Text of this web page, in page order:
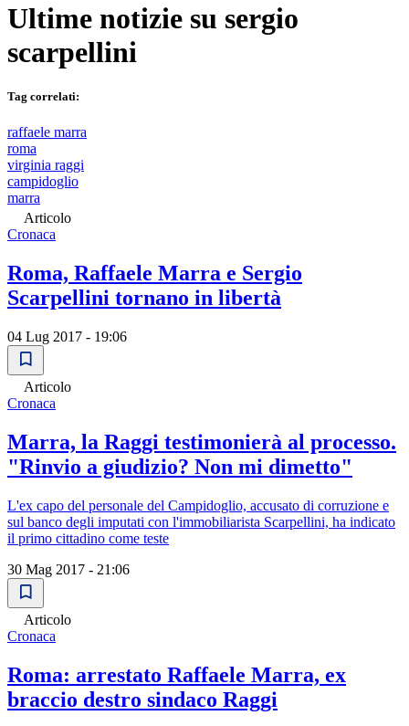
Ultime notizie su sergio
scarpellini
Tag correlati:
raffaele marra
roma
virginia raggi
campidoglio
marra
Articolo
Cronaca
Roma, Raffaele Marra e Sergio
Scarpellini tornano in libertà
04 Lug 2017 - 19:06
Articolo
Cronaca
Marra, la Raggi testimonierà al processo.
"Rinvio a giudizio? Non mi dimetto"
L'ex capo del personale del Campidoglio, accusato di corruzione e
sul banco degli imputati con l'immobiliarista Scarpellini, ha indicato
il primo cittadino come teste
30 Mag 2017 - 21:06
Articolo
Cronaca
Roma: arrestato Raffaele Marra, ex
braccio destro sindaco Raggi